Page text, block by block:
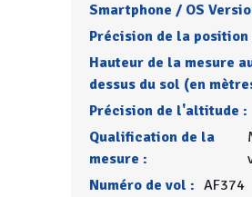
Smartphone / OS
Précision de la position
Hauteur de la mesure
dessus du sol (en
Précision de l'altitude :
Qualification de la
mesure :
Numéro de vol : AF374